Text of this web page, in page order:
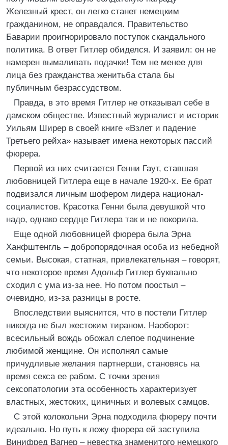
Железный крест, он легко станет немецким
гражданином, не оправдался. Правительство
Баварии проигнорировало поступок скандального
политика. В ответ Гитлер обиделся. И заявил: он не
намерен вымаливать подачки! Тем не менее для
лица без гражданства женитьба стала бы
публичным безрассудством.
Правда, в это время Гитлер не отказывал себе в
дамском обществе. Известный журналист и историк
Уильям Ширер в своей книге «Взлет и падение
Третьего рейха» называет имена некоторых пассий
фюрера.
Первой из них считается Генни Гаут, ставшая
любовницей Гитлера еще в начале 1920-х. Ее брат
подвизался личным шофером лидера национал-
социалистов. Красотка Генни была девушкой что
надо, однако сердце Гитлера так и не покорила.
Еще одной любовницей фюрера была Эрна
Ханфштенгль – добропорядочная особа из небедной
семьи. Высокая, статная, привлекательная – говорят,
что некоторое время Адольф Гитлер буквально
сходил с ума из-за нее. Но потом поостыл –
очевидно, из-за разницы в росте.
Впоследствии выяснится, что в постели Гитлер
никогда не был жестоким тираном. Наоборот:
всесильный вождь обожал слепое подчинение
любимой женщине. Он исполнял самые
причудливые желания партнерши, становясь на
время секса ее рабом. С точки зрения
сексопатологии эта особенность характеризует
властных, жестоких, циничных и волевых самцов.
С этой колокольни Эрна подходила фюреру почти
идеально. Но путь к ложу фюрера ей заступила
Винифред Вагнер – невестка знаменитого немецкого